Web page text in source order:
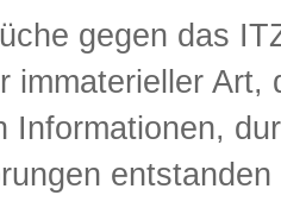
gegen das
immaterieller
Informationen,